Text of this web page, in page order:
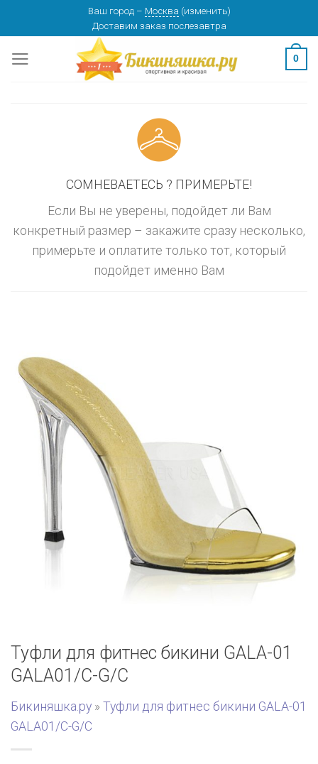
content
Ваш город – Москва (изменить)
Доставим заказ послезавтра
0
СОМНЕВАЕТЕСЬ ? ПРИМЕРЬТЕ!
Если Вы не уверены, подойдет ли Вам
конкретный размер – закажите сразу несколько,
примерьте и оплатите только тот, который
подойдет именно Вам
Туфли для фитнес бикини GALA-01
GALA01/C-G/C
Бикиняшка.ру » Туфли для фитнес бикини GALA-01
GALA01/C-G/C
изменить